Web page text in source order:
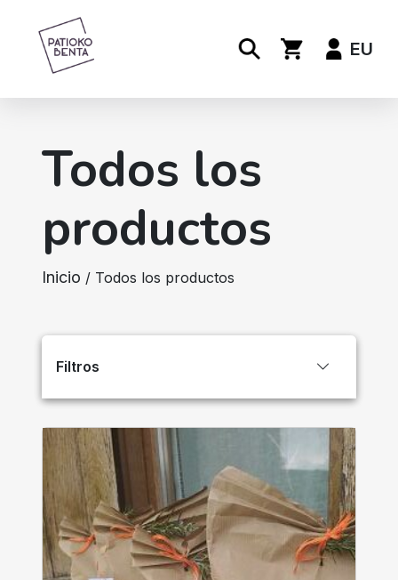
EU
Todos los
productos
Inicio / Todos los productos
Filtros